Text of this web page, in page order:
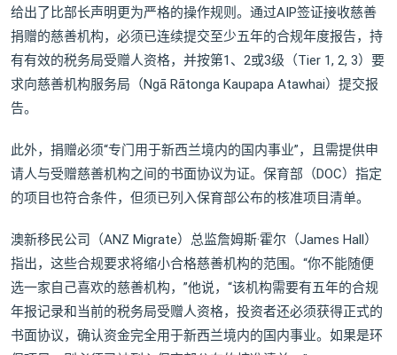
给出了比部长声明更为严格的操作规则。通过AIP签证接收慈善
捐赠的慈善机构，必须已连续提交至少五年的合规年度报告，持
有有效的税务局受赠人资格，并按第1、2或3级（Tier 1, 2, 3）要
求向慈善机构服务局（Ngā Rātonga Kaupapa Atawhai）提交报
告。
此外，捐赠必须“专门用于新西兰境内的国内事业”，且需提供申
请人与受赠慈善机构之间的书面协议为证。保育部（DOC）指定
的项目也符合条件，但须已列入保育部公布的核准项目清单。
澳新移民公司（ANZ Migrate）总监詹姆斯·霍尔（James Hall）
指出，这些合规要求将缩小合格慈善机构的范围。“你不能随便
选一家自己喜欢的慈善机构，”他说，“该机构需要有五年的合规
年报记录和当前的税务局受赠人资格，投资者还必须获得正式的
书面协议，确认资金完全用于新西兰境内的国内事业。如果是环